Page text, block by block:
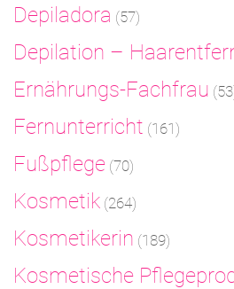
Depiladora (57)
Depilation –
Ernährungs-Fachfrau
Fernunterricht (161)
Fußpflege (70)
Kosmetik (264)
Kosmetikerin (189)
Kosmetische